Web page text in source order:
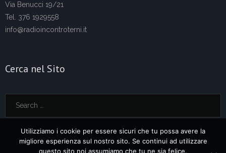
Via Benucci 19/21
Tel. 376 1929558
info@radioincontroterni.it
Cerca nel Sito
Utilizziamo i cookie per essere sicuri che tu possa avere la
migliore esperienza sul nostro sito. Se continui ad utilizzare
questo sito noi assumiamo che tu ne sia felice.